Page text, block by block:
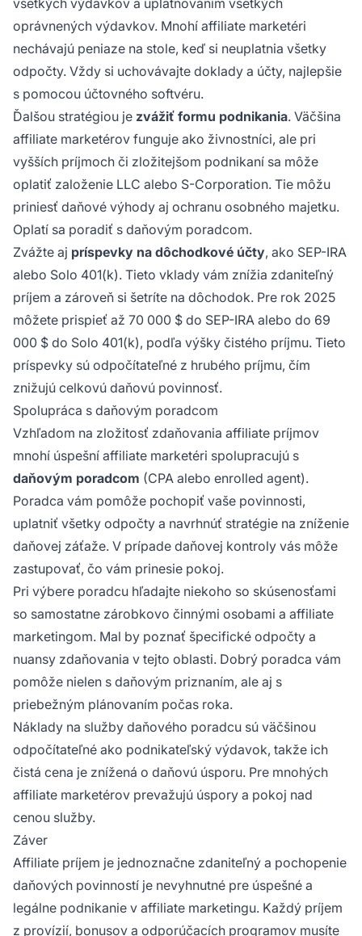
všetkých výdavkov a uplatňovaním všetkých
oprávnených výdavkov. Mnohí affiliate marketéri
nechávajú peniaze na stole, keď si neuplatnia všetky
odpočty. Vždy si uchovávajte doklady a účty, najlepšie
s pomocou účtovného softvéru.
Ďalšou stratégiou je zvážiť formu podnikania. Väčšina
affiliate marketérov funguje ako živnostníci, ale pri
vyšších príjmoch či zložitejšom podnikaní sa môže
oplatiť založenie LLC alebo S-Corporation. Tie môžu
priniesť daňové výhody aj ochranu osobného majetku.
Oplatí sa poradiť s daňovým poradcom.
Zvážte aj príspevky na dôchodkové účty, ako SEP-IRA
alebo Solo 401(k). Tieto vklady vám znížia zdaniteľný
príjem a zároveň si šetríte na dôchodok. Pre rok 2025
môžete prispieť až 70 000 $ do SEP-IRA alebo do 69
000 $ do Solo 401(k), podľa výšky čistého príjmu. Tieto
príspevky sú odpočítateľné z hrubého príjmu, čím
znižujú celkovú daňovú povinnosť.
Spolupráca s daňovým poradcom
Vzhľadom na zložitosť zdaňovania affiliate príjmov
mnohí úspešní affiliate marketéri spolupracujú s
daňovým poradcom (CPA alebo enrolled agent).
Poradca vám pomôže pochopiť vaše povinnosti,
uplatniť všetky odpočty a navrhnúť stratégie na zníženie
daňovej záťaže. V prípade daňovej kontroly vás môže
zastupovať, čo vám prinesie pokoj.
Pri výbere poradcu hľadajte niekoho so skúsenosťami
so samostatne zárobkovo činnými osobami a affiliate
marketingom. Mal by poznať špecifické odpočty a
nuansy zdaňovania v tejto oblasti. Dobrý poradca vám
pomôže nielen s daňovým priznaním, ale aj s
priebežným plánovaním počas roka.
Náklady na služby daňového poradcu sú väčšinou
odpočítateľné ako podnikateľský výdavok, takže ich
čistá cena je znížená o daňovú úsporu. Pre mnohých
affiliate marketérov prevažujú úspory a pokoj nad
cenou služby.
Záver
Affiliate príjem je jednoznačne zdaniteľný a pochopenie
daňových povinností je nevyhnutné pre úspešné a
legálne podnikanie v affiliate marketingu. Každý príjem
z provízií, bonusov a odporúčacích programov musíte